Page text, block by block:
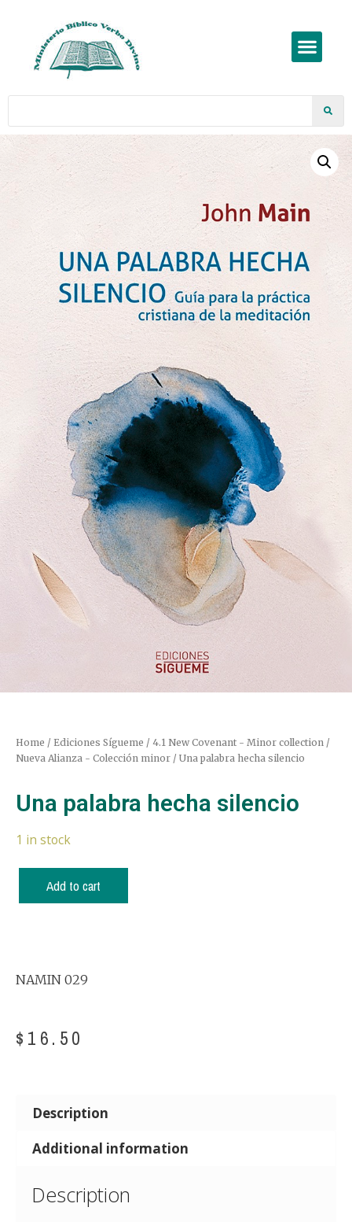
Home / Ediciones Sígueme / 4.1 New Covenant - Minor collection /
Nueva Alianza - Colección minor / Una palabra hecha silencio
Una palabra hecha silencio
1 in stock
Add to cart
NAMIN 029
$ 16.50
Description
Additional information
Description